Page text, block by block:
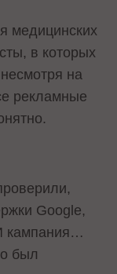
медицинских
в которых
на
рекламные
Google,
кампания…
был